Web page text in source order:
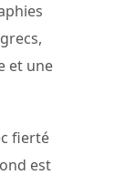
et une
fierté
est